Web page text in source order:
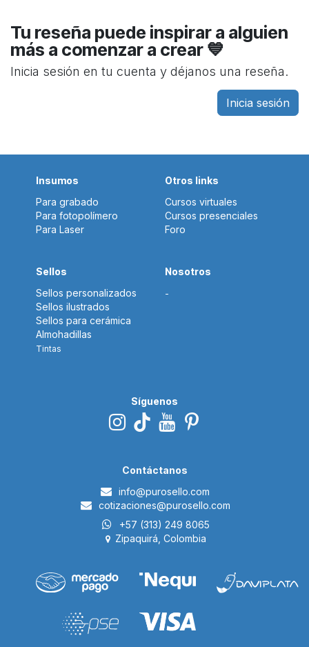
Tu reseña puede inspirar a alguien
más a comenzar a crear 💙
Inicia sesión en tu cuenta y déjanos una reseña.
Inicia sesión
Insumos
Para grabado
Para fotopolímero
Para Laser
Sellos
Sellos personalizados
Sellos ilustrados
Sellos para cerámica
Almohadillas
Tintas
Otros links
Cursos virtuales
Cursos presenciales
Foro
Nosotros
-
Síguenos
Contáctanos
i​nfo@purosello.com
cotizaciones@purosello.com
+57 (313) 249 8065
Zipaquirá, Colombia